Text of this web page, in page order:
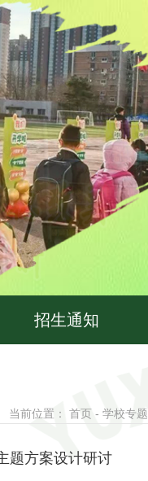
招生通知
当前位置： 首页 - 学校专题
题方案设计研讨